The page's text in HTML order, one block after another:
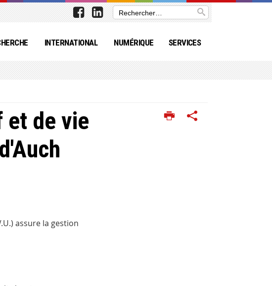
INTERNATIONAL NUMÉRIQUE SERVICES
et de vie
assure la gestion